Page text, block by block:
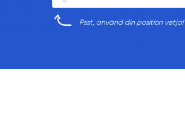
Psst, använd din position vetja!